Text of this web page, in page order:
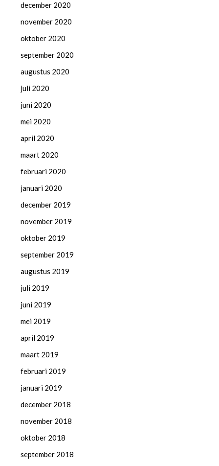
december 2020
november 2020
oktober 2020
september 2020
augustus 2020
juli 2020
juni 2020
mei 2020
april 2020
maart 2020
februari 2020
januari 2020
december 2019
november 2019
oktober 2019
september 2019
augustus 2019
juli 2019
juni 2019
mei 2019
april 2019
maart 2019
februari 2019
januari 2019
december 2018
november 2018
oktober 2018
september 2018